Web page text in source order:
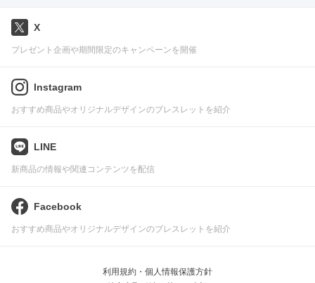
X
プレゼント企画や期間限定のキャンペーンを開催
Instagram
おすすめ商品やオリジナルデザインのブレスレットを紹介
LINE
新商品の情報や関連コンテンツを配信
Facebook
おすすめ商品やオリジナルデザインのブレスレットを紹介
利用規約・個人情報保護方針